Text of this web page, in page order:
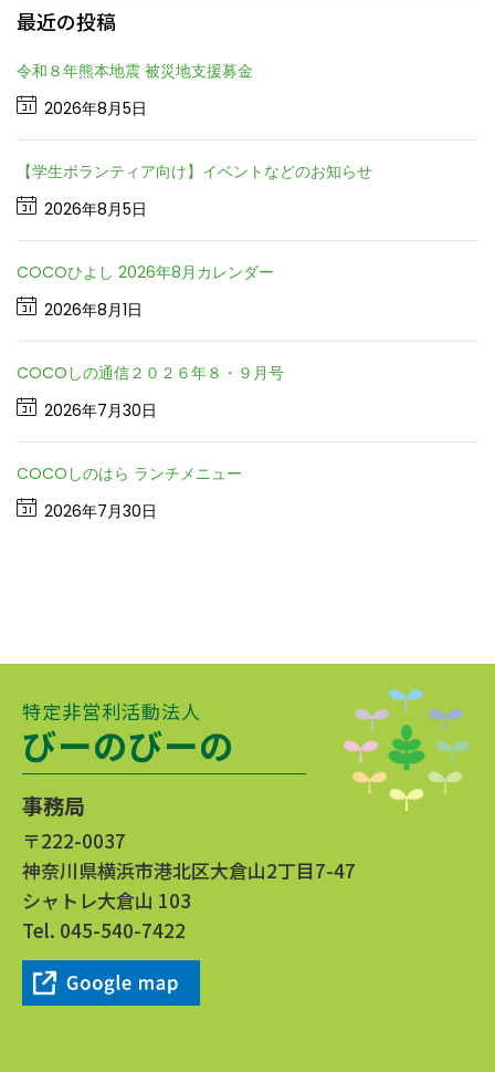
最近の投稿
令和８年熊本地震 被災地支援募金
2026年8月5日
【学生ボランティア向け】イベントなどのお知らせ
2026年8月5日
COCOひよし 2026年8月カレンダー
2026年8月1日
COCOしの通信２０２６年８・９月号
2026年7月30日
COCOしのはら ランチメニュー
2026年7月30日
特定非営利活動法人
びーのびーの
事務局
〒222-0037
神奈川県横浜市港北区大倉山2丁目7-47
シャトレ大倉山 103
Tel. 045-540-7422